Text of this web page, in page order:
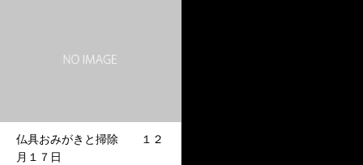
仏具おみがきと掃除 １２
月１７日